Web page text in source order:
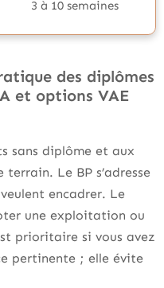
3 à 10 semaines
des diplômes
et options VAE
sans diplôme et aux
Le BP s’adresse
encadrer. Le
une exploitation ou
prioritaire si vous avez
pertinente ; elle évite